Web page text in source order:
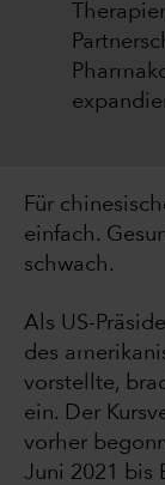
Für
einfach.
schwach.
Als US-
des
vorstellte,
ein. Der
vorher
Juni 2021 bis